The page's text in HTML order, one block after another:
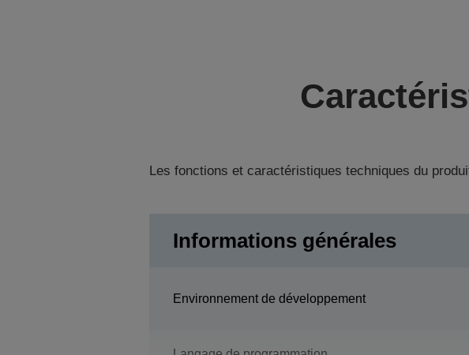
Les fonctions et caractéristiques techniques du
Informations générales
Environnement de développement